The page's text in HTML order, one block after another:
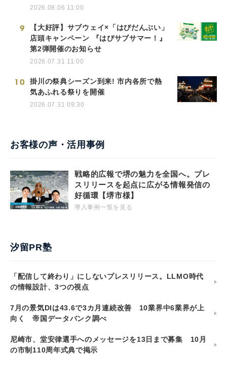
2026.08.06 11:00
9
【大好評】サブウェイ×「はぴだんぶい」
店頭キャンペーン 『はぴサブサマー！』
第2弾開催のお知らせ
2026.07.31 11:00
10
掛川の祭典シーズン到来! 市内各所で熱
気あふれる祭りを開催
2026.07.31 09:30
お客様の声・活用事例
戦略的広報で堺の魅力を全国へ。プレ
スリリースを起点に広がる情報発信の
好循環【堺市様】
導入事例一覧を見る
汐留PR塾
「配信して終わり」にしないプレスリリース。LLMO時代
の情報設計、3つの視点
7月の景気DIは43.6で3カ月連続改善 10業界中6業界が上
向く 帝国データバンク調べ
尼崎市、堂安律選手へのメッセージを13日まで募集 10月
の市制110周年式典で掲示